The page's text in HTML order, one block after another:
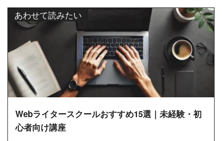
あわせて読みたい
Webライタースクールおすすめ15選｜未経験・初
心者向け講座